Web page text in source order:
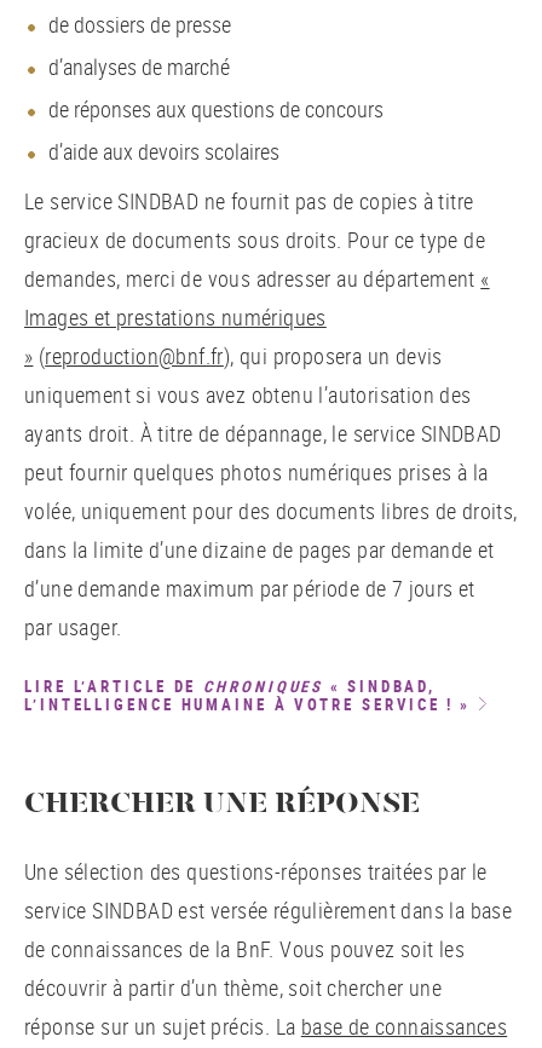
de dossiers de presse
d’analyses de marché
de réponses aux questions de concours
d’aide aux devoirs scolaires
Le service SINDBAD ne fournit pas de copies à titre
gracieux de documents sous droits. Pour ce type de
demandes, merci de vous adresser au département «
Images et prestations numériques
» (reproduction@bnf.fr), qui proposera un devis
uniquement si vous avez obtenu l’autorisation des
ayants droit. À titre de dépannage, le service SINDBAD
peut fournir quelques photos numériques prises à la
volée, uniquement pour des documents libres de droits,
dans la limite d’une dizaine de pages par demande et
d’une demande maximum par période de 7 jours et
par usager.
LIRE L’ARTICLE DE CHRONIQUES « SINDBAD,
L’INTELLIGENCE HUMAINE À VOTRE SERVICE ! »
CHERCHER UNE RÉPONSE
Une sélection des questions-réponses traitées par le
service SINDBAD est versée régulièrement dans la base
de connaissances de la BnF. Vous pouvez soit les
découvrir à partir d’un thème, soit chercher une
réponse sur un sujet précis. La base de connaissances